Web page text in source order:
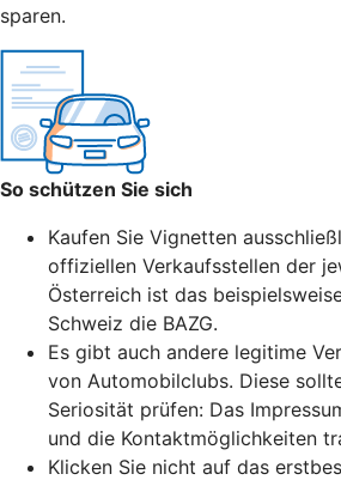
sparen.
So schützen Sie sich
Kaufen Sie Vignetten
offiziellen Verkaufsstellen der
Österreich ist das
Schweiz die BAZG.
Es gibt auch andere legitime
von Automobilclubs. Diese
Seriosität prüfen: Das
und die Kontaktmöglichkeiten
Klicken Sie nicht auf das